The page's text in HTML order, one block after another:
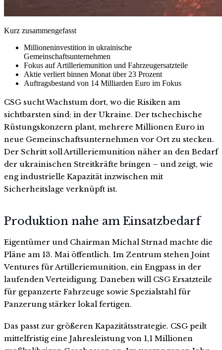
Kurz zusammengefasst
Millioneninvestition in ukrainische
Gemeinschaftsunternehmen
Fokus auf Artilleriemunition und Fahrzeugersatzteile
Aktie verliert binnen Monat über 23 Prozent
Auftragsbestand von 14 Milliarden Euro im Fokus
CSG sucht Wachstum dort, wo die Risiken am
sichtbarsten sind: in der Ukraine. Der tschechische
Rüstungskonzern plant, mehrere Millionen Euro in
neue Gemeinschaftsunternehmen vor Ort zu stecken.
Der Schritt soll Artilleriemunition näher an den Bedarf
der ukrainischen Streitkräfte bringen – und zeigt, wie
eng industrielle Kapazität inzwischen mit
Sicherheitslage verknüpft ist.
Produktion nahe am Einsatzbedarf
Eigentümer und Chairman Michal Strnad machte die
Pläne am 13. Mai öffentlich. Im Zentrum stehen Joint
Ventures für Artilleriemunition, ein Engpass in der
laufenden Verteidigung. Daneben will CSG Ersatzteile
für gepanzerte Fahrzeuge sowie Spezialstahl für
Panzerung stärker lokal fertigen.
Das passt zur größeren Kapazitätsstrategie. CSG peilt
mittelfristig eine Jahresleistung von 1,1 Millionen